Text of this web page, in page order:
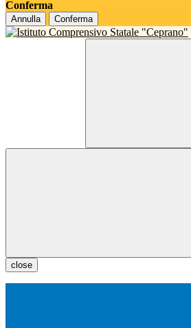
Conferma
Annulla Conferma
close